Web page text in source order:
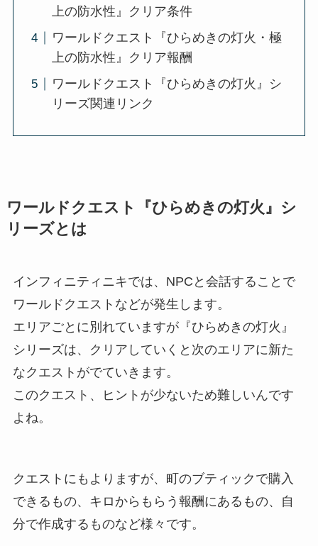
上の防水性』クリア条件
ワールドクエスト『ひらめきの灯火・極
上の防水性』クリア報酬
ワールドクエスト『ひらめきの灯火』シ
リーズ関連リンク
ワールドクエスト『ひらめきの灯火』シ
リーズとは
インフィニティニキでは、NPCと会話することで
ワールドクエストなどが発生します。
エリアごとに別れていますが『ひらめきの灯火』
シリーズは、クリアしていくと次のエリアに新た
なクエストがでていきます。
このクエスト、ヒントが少ないため難しいんです
よね。
クエストにもよりますが、町のブティックで購入
できるもの、キロからもらう報酬にあるもの、自
分で作成するものなど様々です。